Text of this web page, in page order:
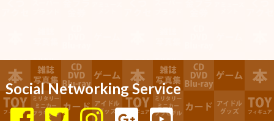
Social Networking Service